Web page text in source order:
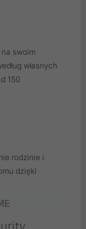
swoim
własnych
150
rodzinie i
dzięki